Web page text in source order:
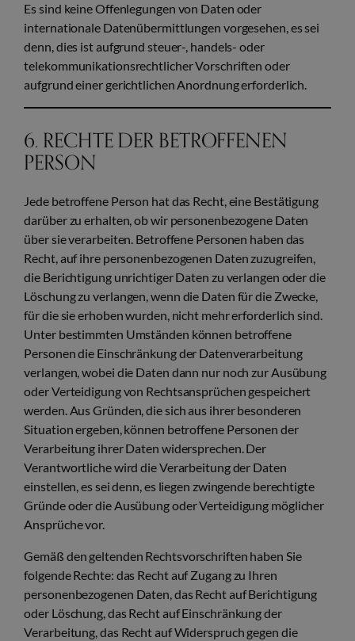
Es sind keine Offenlegungen von Daten oder
internationale Datenübermittlungen vorgesehen, es sei
denn, dies ist aufgrund steuer-, handels- oder
telekommunikationsrechtlicher Vorschriften oder
aufgrund einer gerichtlichen Anordnung erforderlich.
6. RECHTE DER BETROFFENEN
PERSON
Jede betroffene Person hat das Recht, eine Bestätigung
darüber zu erhalten, ob wir personenbezogene Daten
über sie verarbeiten. Betroffene Personen haben das
Recht, auf ihre personenbezogenen Daten zuzugreifen,
die Berichtigung unrichtiger Daten zu verlangen oder die
Löschung zu verlangen, wenn die Daten für die Zwecke,
für die sie erhoben wurden, nicht mehr erforderlich sind.
Unter bestimmten Umständen können betroffene
Personen die Einschränkung der Datenverarbeitung
verlangen, wobei die Daten dann nur noch zur Ausübung
oder Verteidigung von Rechtsansprüchen gespeichert
werden. Aus Gründen, die sich aus ihrer besonderen
Situation ergeben, können betroffene Personen der
Verarbeitung ihrer Daten widersprechen. Der
Verantwortliche wird die Verarbeitung der Daten
einstellen, es sei denn, es liegen zwingende berechtigte
Gründe oder die Ausübung oder Verteidigung möglicher
Ansprüche vor.
Gemäß den geltenden Rechtsvorschriften haben Sie
folgende Rechte: das Recht auf Zugang zu Ihren
personenbezogenen Daten, das Recht auf Berichtigung
oder Löschung, das Recht auf Einschränkung der
Verarbeitung, das Recht auf Widerspruch gegen die